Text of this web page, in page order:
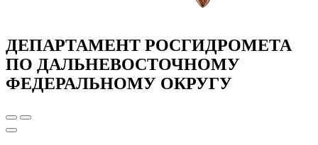
ДЕПАРТАМЕНТ РОСГИДРОМЕТА
ПО ДАЛЬНЕВОСТОЧНОМУ
ФЕДЕРАЛЬНОМУ ОКРУГУ